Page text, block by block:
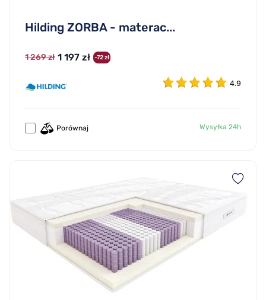
Hilding ZORBA - materac...
1 269 zł 1 197 zł -72 zł
4.9
Porównaj Wysyłka 24h